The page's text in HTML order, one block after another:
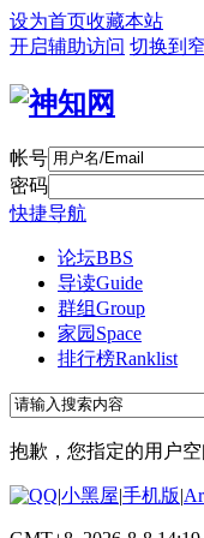
设为首页收藏本站
开启辅助访问 切换到
帐号
密码
快捷导航
论坛BBS
导读Guide
群组Group
家园 Space
排行榜Ranklist
抱歉，您指定的用户
|小黑屋|手机版|